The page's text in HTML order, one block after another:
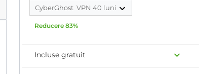
CyberGhost VPN 40 luni
Reducere 83%
Incluse gratuit